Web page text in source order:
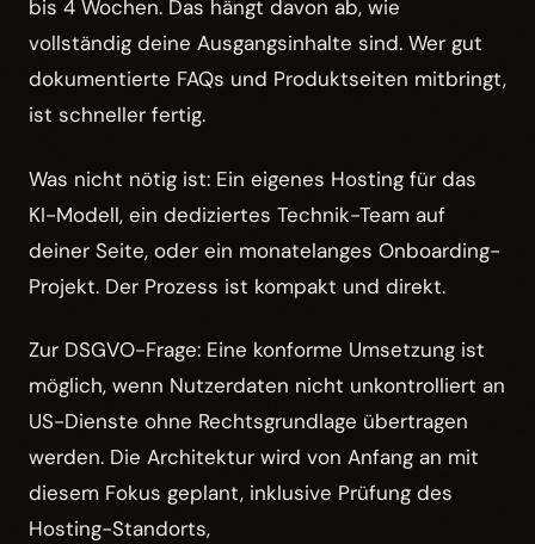
bis 4 Wochen. Das hängt davon ab, wie
vollständig deine Ausgangsinhalte sind. Wer gut
dokumentierte FAQs und Produktseiten mitbringt,
ist schneller fertig.
Was nicht nötig ist: Ein eigenes Hosting für das
KI-Modell, ein dediziertes Technik-Team auf
deiner Seite, oder ein monatelanges Onboarding-
Projekt. Der Prozess ist kompakt und direkt.
Zur DSGVO-Frage: Eine konforme Umsetzung ist
möglich, wenn Nutzerdaten nicht unkontrolliert an
US-Dienste ohne Rechtsgrundlage übertragen
werden. Die Architektur wird von Anfang an mit
diesem Fokus geplant, inklusive Prüfung des
Hosting-Standorts,